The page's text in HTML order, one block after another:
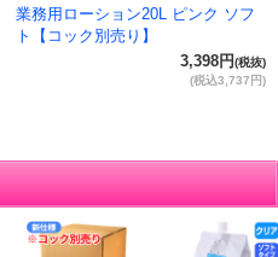
業務用ローション20L ピンク ソフ
ト【コック別売り】
3,398円(税抜)
(税込3,737円)